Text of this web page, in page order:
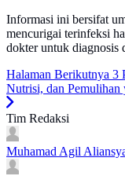
Informasi ini bersifat
mencurigai terinfeksi
dokter untuk diagnosis
Halaman Berikutnya 3
Nutrisi, dan Pemulihan
Tim Redaksi
Muhamad Agil